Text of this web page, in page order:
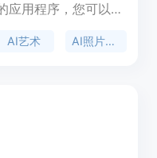
应用程序，您可以成
文本转图片、文本转
AI艺术 AI照片生成器